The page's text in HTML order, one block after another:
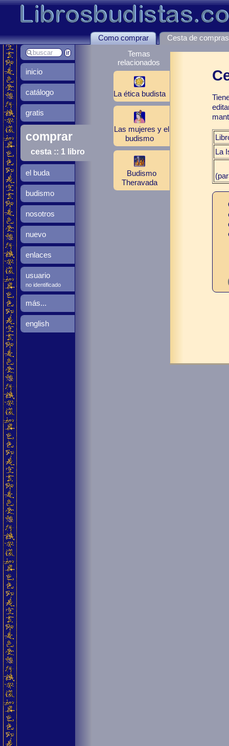
La
Como comprar
Cesta de compras
Temas
relacionados
La ética budista
Las mujeres y el
budismo
Budismo
Theravada
inicio
catálogo
gratis
comprar
cesta :: 1 libro
el buda
budismo
nosotros
nuevo
enlaces
usuario
no identificado
más...
english